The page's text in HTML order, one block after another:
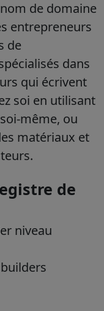
de domaine
entrepreneurs
de
dans
qui écrivent
soi en utilisant
même, ou
matériaux et
de
niveau